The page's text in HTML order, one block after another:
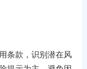
条款，识别潜在风